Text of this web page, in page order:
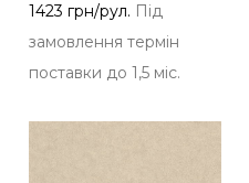
1423 грн/рул. Під
замовлення термін
поставки до 1,5 міс.